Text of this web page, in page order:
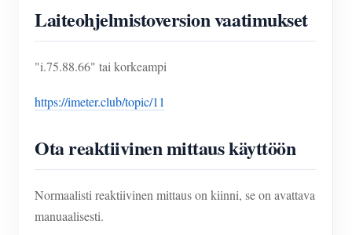
Laiteohjelmistoversion vaatimukset
"i.75.88.66" tai korkeampi
https://imeter.club/topic/11
Ota reaktiivinen mittaus käyttöön
Normaalisti reaktiivinen mittaus on kiinni, se on avattava
manuaalisesti.